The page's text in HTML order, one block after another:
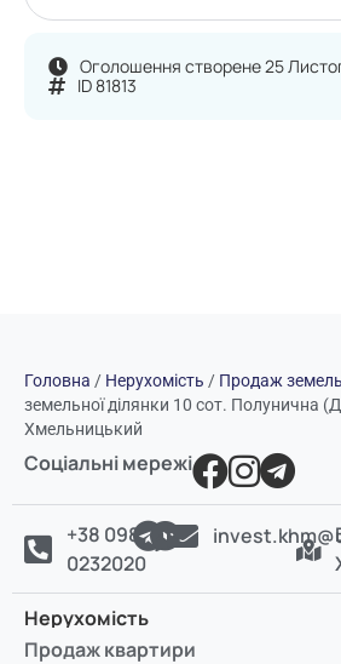
Оголошення створене 25
ID 81813
Головна / Нерухомість / Продаж
земельної ділянки 10 сот. Полунична
Хмельницький
Соціальні мережі
+38 098
0232020
Нерухомість
Продаж квартири